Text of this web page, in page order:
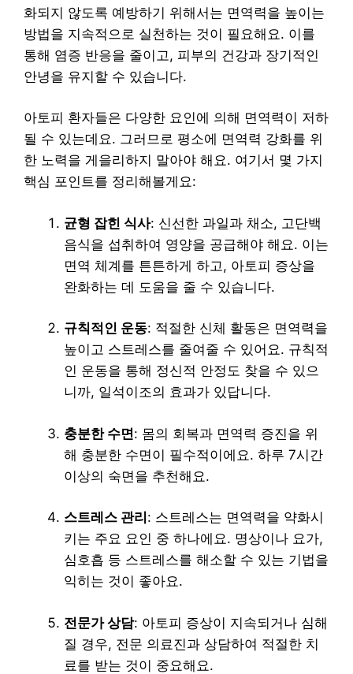
화되지 않도록 예방하기 위해서는 면역력을 높이는
방법을 지속적으로 실천하는 것이 필요해요. 이를
통해 염증 반응을 줄이고, 피부의 건강과 장기적인
안녕을 유지할 수 있습니다.
아토피 환자들은 다양한 요인에 의해 면역력이 저하
될 수 있는데요. 그러므로 평소에 면역력 강화를 위
한 노력을 게을리하지 말아야 해요. 여기서 몇 가지
핵심 포인트를 정리해볼게요:
균형 잡힌 식사: 신선한 과일과 채소, 고단백
음식을 섭취하여 영양을 공급해야 해요. 이는
면역 체계를 튼튼하게 하고, 아토피 증상을
완화하는 데 도움을 줄 수 있습니다.
규칙적인 운동: 적절한 신체 활동은 면역력을
높이고 스트레스를 줄여줄 수 있어요. 규칙적
인 운동을 통해 정신적 안정도 찾을 수 있으
니까, 일석이조의 효과가 있답니다.
충분한 수면: 몸의 회복과 면역력 증진을 위
해 충분한 수면이 필수적이에요. 하루 7시간
이상의 숙면을 추천해요.
스트레스 관리 : 스트레스는 면역력을 약화시
키는 주요 요인 중 하나에요. 명상이나 요가,
심호흡 등 스트레스를 해소할 수 있는 기법을
익히는 것이 좋아요.
전문가 상담: 아토피 증상이 지속되거나 심해
질 경우, 전문 의료진과 상담하여 적절한 치
료를 받는 것이 중요해요.